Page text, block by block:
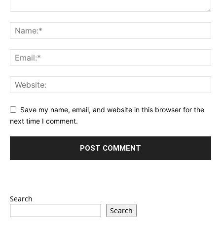
Save my name, email, and website in this browser for the
next time I comment.
Search
Search